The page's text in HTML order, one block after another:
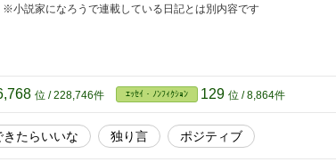
※小説家になろうで連載している日記とは別内容です
位 / 228,746件 ｴｯｾｲ・ﾉﾝﾌｨｸｼｮﾝ 129 位 / 8,864件
たらいいな 独り言 ポジティブ